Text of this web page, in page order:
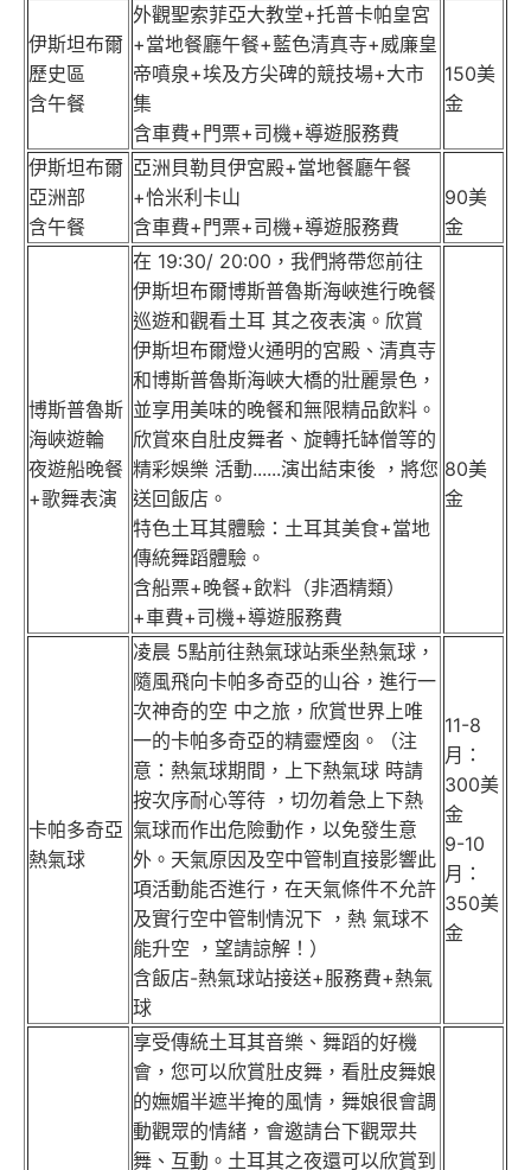
伊斯坦布爾
歷史區
含午餐
外觀聖索菲亞大教堂+托普卡帕皇宮
+當地餐廳午餐+藍色清真寺+威廉皇
帝噴泉+埃及方尖碑的競技場+大市
集
含車費+門票+司機+導遊服務費
150美
金
伊斯坦布爾
亞洲部
含午餐
亞洲貝勒貝伊宮殿+當地餐廳午餐
+恰米利卡山
含車費+門票+司機+導遊服務費
90美
金
博斯普魯斯
海峽遊輪
夜遊船晚餐
+歌舞表演
在 19:30/ 20:00，我們將帶您前往
伊斯坦布爾博斯普魯斯海峽進行晚餐
巡遊和觀看土耳 其之夜表演。欣賞
伊斯坦布爾燈火通明的宮殿、清真寺
和博斯普魯斯海峽大橋的壯麗景色，
並享用美味的晚餐和無限精品飲料。
欣賞來自肚皮舞者、旋轉托缽僧等的
精彩娛樂 活動......演出結束後 ，將您
送回飯店。
特色土耳其體驗：土耳其美食+當地
傳統舞蹈體驗。
含船票+晚餐+飲料（非酒精類）
+車費+司機+導遊服務費
80美
金
卡帕多奇亞
熱氣球
凌晨 5點前往熱氣球站乘坐熱氣球，
隨風飛向卡帕多奇亞的山谷，進行一
次神奇的空 中之旅，欣賞世界上唯
一的卡帕多奇亞的精靈煙囪。（注
意：熱氣球期間，上下熱氣球 時請
按次序耐心等待 ，切勿着急上下熱
氣球而作出危險動作，以免發生意
外。天氣原因及空中管制直接影響此
項活動能否進行，在天氣條件不允許
及實行空中管制情況下 ，熱 氣球不
能升空 ，望請諒解！）
含飯店-熱氣球站接送+服務費+熱氣
球
11-8
月：
300美
金
9-10
月：
350美
金
享受傳統土耳其音樂、舞蹈的好機
會，您可以欣賞肚皮舞，看肚皮舞娘
的嫵媚半遮半掩的風情，舞娘很會調
動觀眾的情緒，會邀請台下觀眾共
舞、互動。土耳其之夜還可以欣賞到